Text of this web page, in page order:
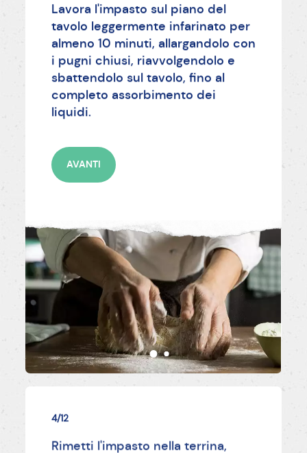
Lavora l'impasto sul piano del
tavolo leggermente infarinato per
almeno 10 minuti, allargandolo con
i pugni chiusi, riavvolgendolo e
sbattendolo sul tavolo, fino al
completo assorbimento dei
liquidi.
AVANTI
4/12
Rimetti l'impasto nella terrina,